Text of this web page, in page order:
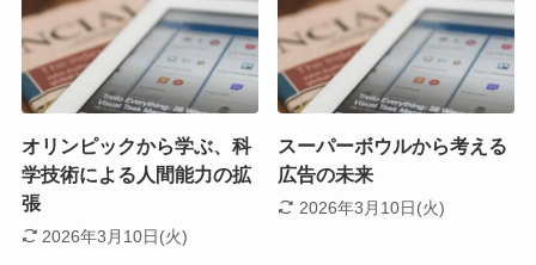
オリンピックから学ぶ、科
学技術による人間能力の拡
張
2026年3月10日(火)
スーパーボウルから考える
広告の未来
2026年3月10日(火)